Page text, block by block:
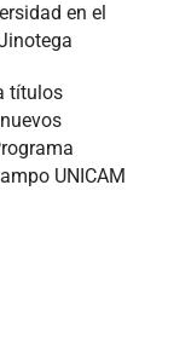
en el
títulos
UNICAM